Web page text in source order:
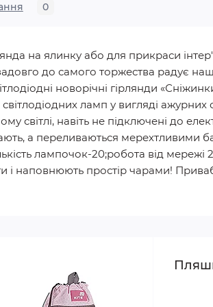
0
на ялинку або для прикраси
до самого торжества радує
новорічні гірлянди
ламп у вигляді ажурних
світлі, навіть не підключені до
а переливаються мерехтливими
лампочок-20;робота від
і наповнюють простір чарами!